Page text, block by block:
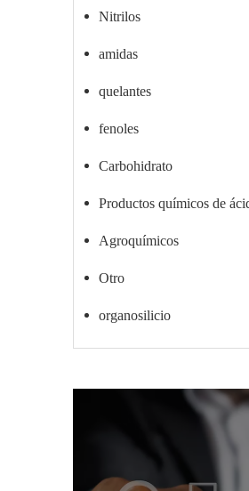
Nitrilos
amidas
quelantes
fenoles
Carbohidrato
Agroquímicos
Otro
organosilicio